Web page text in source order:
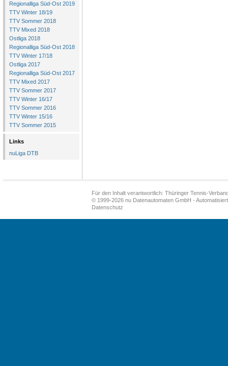
Regionalliga Süd-Ost 2019
TTV Winter 18/19
TTV Sommer 2018
TTV Mixed 2018
Ostliga 2018
Regionalliga Süd-Ost 2018
TTV Winter 17/18
Ostliga 2017
Regionalliga Süd-Ost 2017
TTV Mixed 2017
TTV Sommer 2017
TTV Winter 16/17
TTV Sommer 2016
TTV Winter 15/16
TTV Sommer 2015
Links
nuLiga DTB
Für den Inhalt verantwortlich: Thüringer Tennis-
© 1999-2026 nu Datenautomaten GmbH -
Datenschutz